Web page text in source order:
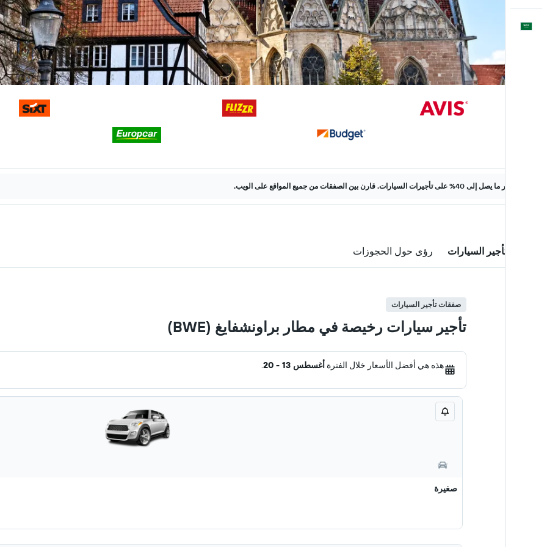
وفّر ما يصل إلى 40% على تأجيرات السيارات. قارن بين الصفقات من جميع المواقع على الويب.
صفقات تأجير السيارات رؤى حول الحجوزات
صفقات تأجير السيارات
تأجير سيارات رخيصة في مطار براونشفايغ (BWE)
هذه هي أفضل الأسعار خلال الفترة أغسطس 13 - 20 .
صغيرة